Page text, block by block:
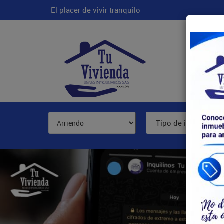
El placer de vivir tranquilo
Inicio
Tipo de inmueble